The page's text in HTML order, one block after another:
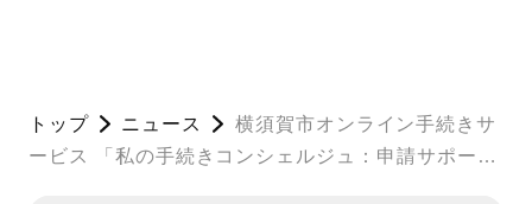
トップ ニュース
横須賀市オンライン手続きサ
ービス 「私の手続きコンシェルジュ：申請サポート